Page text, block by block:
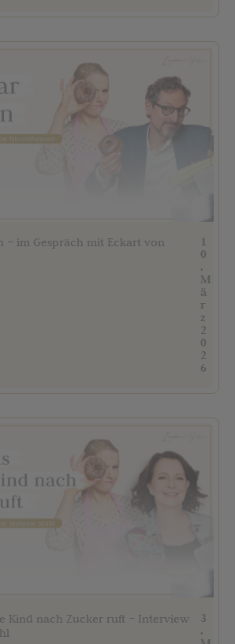
– im Gespräch mit Eckart von
1
0
.
M
ä
r
z
2
0
2
6
Kind nach Zucker ruft – Interview
3
.